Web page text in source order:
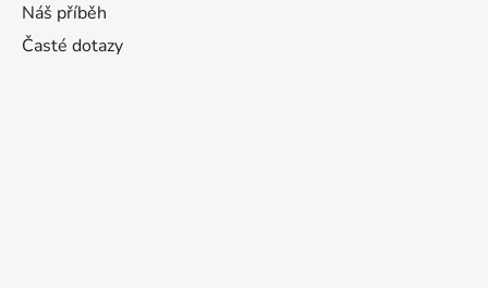
Náš příběh
Časté dotazy